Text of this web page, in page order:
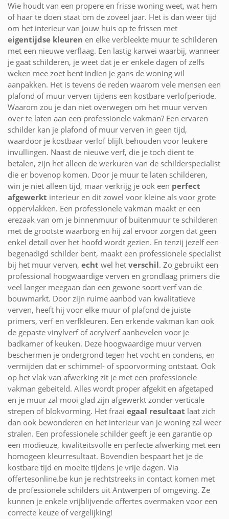
Wie houdt van een propere en frisse woning weet, wat hem
of haar te doen staat om de zoveel jaar. Het is dan weer tijd
om het interieur van jouw huis op te frissen met
eigentijdse kleuren en elke verbleekte muur te schilderen
met een nieuwe verflaag. Een lastig karwei waarbij, wanneer
je gaat schilderen, je weet dat je er enkele dagen of zelfs
weken mee zoet bent indien je gans de woning wil
aanpakken. Het is tevens de reden waarom vele mensen een
plafond of muur verven tijdens een kostbare verlofperiode.
Waarom zou je dan niet overwegen om het muur verven
over te laten aan een professionele vakman? Een ervaren
schilder kan je plafond of muur verven in geen tijd,
waardoor je kostbaar verlof blijft behouden voor leukere
invullingen. Naast de nieuwe verf, die je toch dient te
betalen, zijn het alleen de werkuren van de schilderspecialist
die er bovenop komen. Door je muur te laten schilderen,
win je niet alleen tijd, maar verkrijg je ook een perfect
afgewerkt interieur en dit zowel voor kleine als voor grote
oppervlakken. Een professionele vakman maakt er een
erezaak van om je binnenmuur of buitenmuur te schilderen
met de grootste waarborg en hij zal ervoor zorgen dat geen
enkel detail over het hoofd wordt gezien. En tenzij jezelf een
begenadigd schilder bent, maakt een professionele specialist
bij het muur verven, echt wel het verschil. Zo gebruikt een
professional hoogwaardige verven en grondlaag primers die
veel langer meegaan dan een gewone soort verf van de
bouwmarkt. Door zijn ruime aanbod van kwalitatieve
verven, heeft hij voor elke muur of plafond de juiste
primers, verf en verfkleuren. Een erkende vakman kan ook
de gepaste vinylverf of acrylverf aanbevelen voor je
badkamer of keuken. Deze hoogwaardige muur verven
beschermen je ondergrond tegen het vocht en condens, en
vermijden dat er schimmel- of spoorvorming ontstaat. Ook
op het vlak van afwerking zit je met een professionele
vakman gebeiteld. Alles wordt proper afgekit en afgetaped
en je muur zal mooi glad zijn afgewerkt zonder verticale
strepen of blokvorming. Het fraai egaal resultaat laat zich
dan ook bewonderen en het interieur van je woning zal weer
stralen. Een professionele schilder geeft je een garantie op
een modieuze, kwaliteitsvolle en perfecte afwerking met een
homogeen kleurresultaat. Bovendien bespaart het je de
kostbare tijd en moeite tijdens je vrije dagen. Via
offertesonline.be kun je rechtstreeks in contact komen met
de professionele schilders uit Antwerpen of omgeving. Ze
kunnen je enkele vrijblijvende offertes overmaken voor een
correcte keuze of vergelijking!